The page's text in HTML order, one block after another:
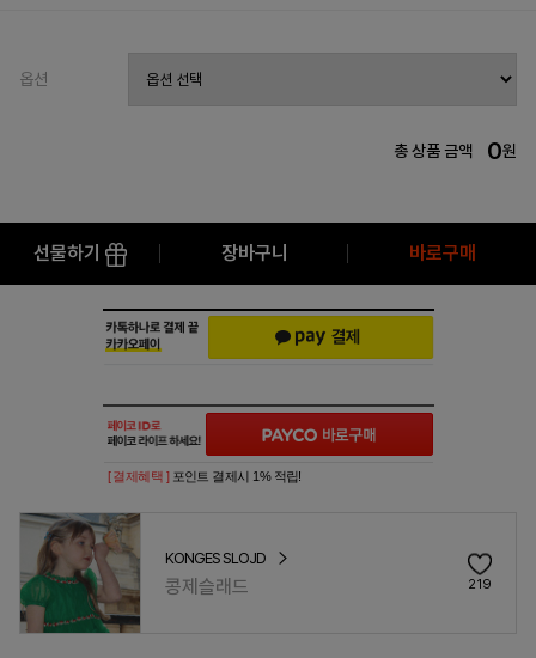
옵션
총 상품 금액 0원
선물하기 장바구니 바로구매
[ 결제혜택 ] 포인트 결제시 1% 적립!
KONGES SLOJD
콩제슬래드 219